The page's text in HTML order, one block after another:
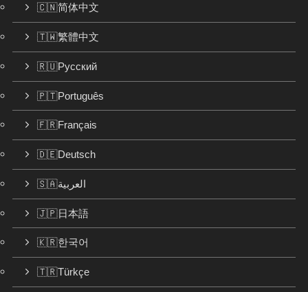
🇨🇳简体中文
🇹🇼繁體中文
🇷🇺Русский
🇵🇹Português
🇫🇷Français
🇩🇪Deutsch
🇸🇦العربية
🇯🇵日本語
🇰🇷한국어
🇹🇷Türkçe